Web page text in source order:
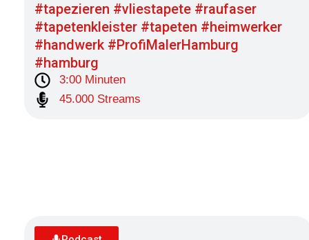
#tapezieren #vliestapete #raufaser
#tapetenkleister #tapeten #heimwerker
#handwerk #ProfiMalerHamburg
#hamburg
3:00 Minuten
45.000 Streams